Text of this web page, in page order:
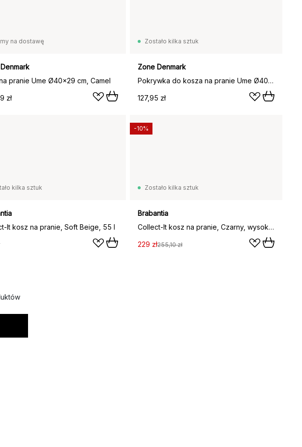
na dostawę
pranie Ume Ø40x29 cm, Camel
zł
Zostało kilka sztuk
Zone Denmark
Pokrywka do kosza na pranie Ume Ø40x29 cm, Camel
127,95 zł
kilka sztuk
It kosz na pranie, Soft Beige, 55 l
Zostało kilka sztuk
Brabantia
Collect-It kosz na pranie, Czarny, wysoki, 55 l
229 zł255,10 zł
-10%